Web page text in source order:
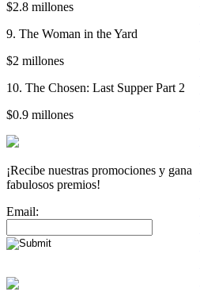
$2.8 millones
9. The Woman in the Yard
$2 millones
10. The Chosen: Last Supper Part 2
$0.9 millones
¡Recibe nuestras promociones y gana
fabulosos premios!
Email: